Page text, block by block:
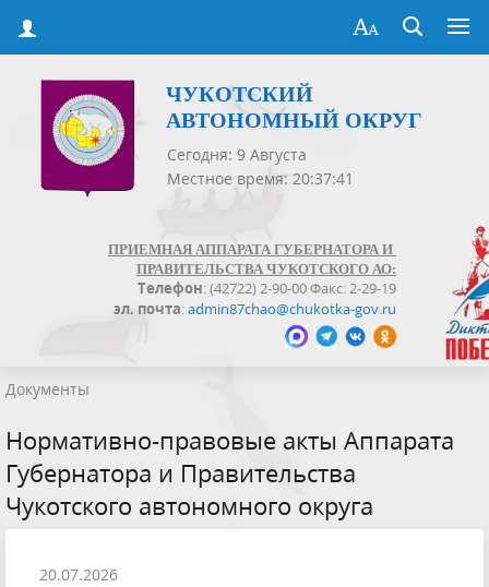
ЧУКОТСКИЙ
АВТОНОМНЫЙ ОКРУГ
Сегодня: 9 Августа
Местное время: 20:37:41
ПРИЕМНАЯ АППАРАТА ГУБЕРНАТОРА И
ПРАВИТЕЛЬСТВА ЧУКОТСКОГО АО:
Телефон: (42722) 2-90-00 Факс: 2-29-19
эл. почта:admin87chao@chukotka-gov.ru
Документы
Нормативно-правовые акты Аппарата
Губернатора и Правительства
Чукотского автономного округа
20.07.2026